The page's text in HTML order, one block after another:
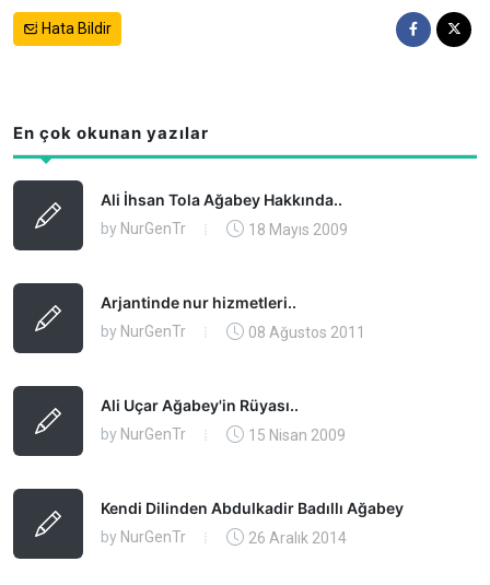
Hata Bildir
En çok okunan yazılar
Ali İhsan Tola Ağabey Hakkında..
by NurGenTr 18 Mayıs 2009
Arjantinde nur hizmetleri..
by NurGenTr 08 Ağustos 2011
Ali Uçar Ağabey'in Rüyası..
by NurGenTr 15 Nisan 2009
Kendi Dilinden Abdulkadir Badıllı Ağabey
by NurGenTr 26 Aralık 2014